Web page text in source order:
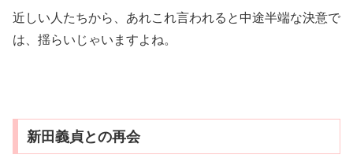
近しい人たちから、あれこれ言われると中途半端な決意で
は、揺らいじゃいますよね。
新田義貞との再会